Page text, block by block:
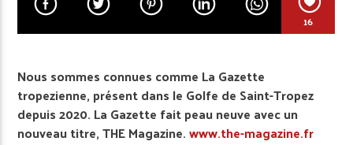
16
Nous sommes connues comme La Gazette
tropezienne, présent dans le Golfe de Saint-Tropez
depuis 2020. La Gazette fait peau neuve avec un
nouveau titre, THE Magazine.www.the-magazine.fr